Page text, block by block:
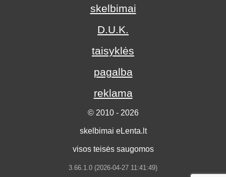
skelbimai
D.U.K.
taisyklės
pagalba
reklama
© 2010 - 2026
skelbimai eLenta.lt
visos teisės saugomos
3.66.1.0 (2026-04-27 11:41:49)